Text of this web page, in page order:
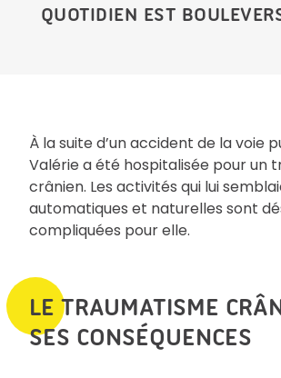
QUOTIDIEN EST
À la suite d’un accident de la voie
Valérie a été hospitalisée pour un
crânien. Les activités qui lui
automatiques et naturelles sont
compliquées pour elle.
LE TRAUMATISME
SES CONSÉQUENCES